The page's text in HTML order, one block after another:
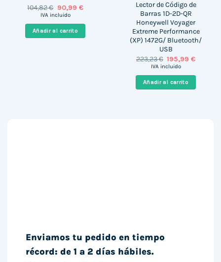
104,82€ El
precio
era:
104,82 €.
90,99 €El
es:
90,99 €.
IVA incluido
Añadir al carrito
Lector de Código de
Barras 1D-2D-QR
Honeywell Voyager
Extreme Performance
(XP) 1472G/ Bluetooth/
USB
223,23€ El
precio
era:
223,23 €.
195,99€El
es:
195,99
IVA incluido
Añadir al carrito
Enviamos tu pedido en tiempo
récord: de 1 a 2 días hábiles.